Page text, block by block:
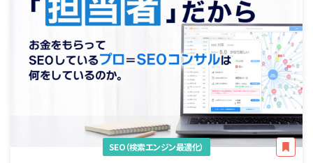
SEO（検索エンジン最適化）